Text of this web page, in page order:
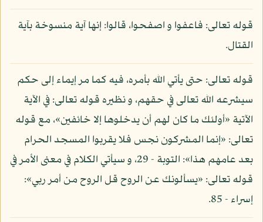
قوله تعالى: فاعفوا و اصفحوا، قالوا: إنها آية منسوخة بآية
القتال.
قوله تعالى: حتى يأتي الله بأمره، فيه كما مر إيماء إلى حكم
سيشرعه الله تعالى في حقهم، و نظيره قوله تعالى: في الآية
الآتية «أولئك ما كان لهم أن يدخلوها إلا خائفين»، مع قوله
تعالى: «إنما المشركون نجس فلا يقربوا المسجد الحرام
بعد عامهم هذا»: التوبة - 29، و سيأتي الكلام في معنى الأمر في
قوله تعالى: «يسألونك عن الروح قل الروح من أمر ربي»:
إسراء - 85.